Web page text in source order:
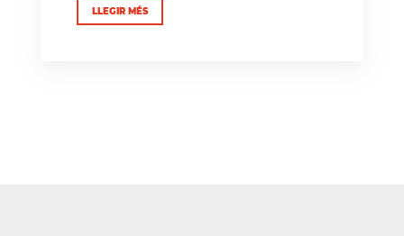
LLEGIR MÉS